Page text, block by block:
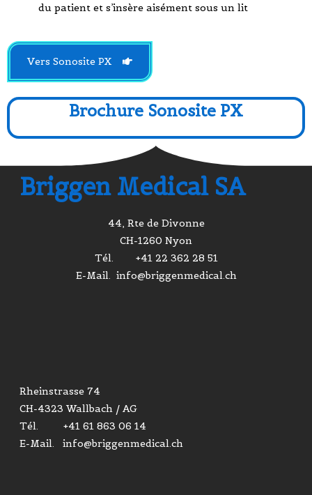
du patient et s’insère aisément sous un lit
Vers Sonosite PX
Brochure Sonosite PX
Briggen Medical SA
44, Rte de Divonne
CH-1260 Nyon
Tél. +41 22 362 28 51
E-Mail. info@briggenmedical.ch
Rheinstrasse 74
CH-4323 Wallbach / AG
Tél. +41 61 863 06 14
E-Mail. info@briggenmedical.ch